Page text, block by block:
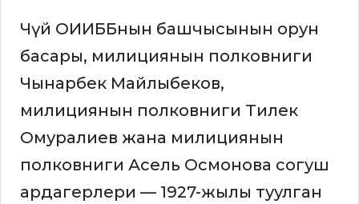
Чүй ОИИББнын башчысынын орун
басары, милициянын полковниги
Чынарбек Майлыбеков,
милициянын полковниги Тилек
Омуралиев жана милициянын
полковниги Асель Осмонова согуш
ардагерлери — 1927-жылы туулган